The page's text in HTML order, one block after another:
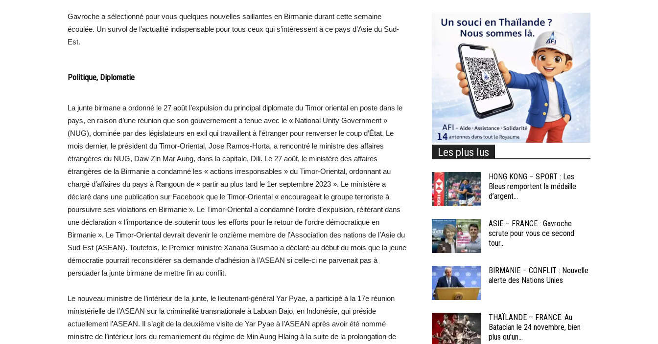
Gavroche a sélectionné pour vous quelques nouvelles saillantes en Birmanie durant cette semaine
écoulée. Un survol de l’actualité indispensable pour tous ceux qui s’intéressent à ce pays d’Asie du Sud-
Est.
Politique, Diplomatie
La junte birmane a ordonné le 27 août l’expulsion du principal diplomate du Timor oriental en poste dans le
pays, en raison d’une réunion que son gouvernement a tenue avec le « National Unity Government »
(NUG), dominée par des législateurs en exil qui travaillent à l’étranger pour renverser le coup d’État. Le
mois dernier, le président du Timor-Oriental, Jose Ramos-Horta, a rencontré le ministre des affaires
étrangères du NUG, Daw Zin Mar Aung, dans la capitale, Dili. Le 27 août, le ministère des affaires
étrangères de la Birmanie a condamné les « actions irresponsables » du Timor-Oriental, ordonnant au
chargé d’affaires du pays à Rangoun de « partir au plus tard le 1er septembre 2023 ». Le ministère a
déclaré dans une publication sur Facebook que le Timor-Oriental « encourageait le groupe terroriste à
poursuivre ses violations en Birmanie ». Le Timor-Oriental a condamné l’ordre d’expulsion, réitérant dans
une déclaration « l’importance de soutenir tous les efforts pour le retour de l’ordre démocratique en
Birmanie ». Le Timor-Oriental devrait devenir le onzième membre de l’Association des nations de l’Asie du
Sud-Est (ASEAN). Toutefois, le Premier ministre Xanana Gusmao a déclaré au début du mois que la jeune
démocratie pourrait reconsidérer sa demande d’adhésion à l’ASEAN si celle-ci ne parvenait pas à
persuader la junte birmane de mettre fin au conflit.
Le nouveau ministre de l’intérieur de la junte, le lieutenant-général Yar Pyae, a participé à la 17e réunion
ministérielle de l’ASEAN sur la criminalité transnationale à Labuan Bajo, en Indonésie, qui préside
actuellement l’ASEAN. Il s’agit de la deuxième visite de Yar Pyae à l’ASEAN après avoir été nommé
ministre de l’intérieur lors du remaniement du régime de Min Aung Hlaing à la suite de la prolongation de
Les plus lus
HONG KONG – SPORT : Les
Bleus remportent la médaille
d’argent...
ASIE – FRANCE : Gavroche
scrute pour vous ce second
tour...
BIRMANIE – CONFLIT : Nouvelle
alerte des Nations Unies
THAÏLANDE – FRANCE: Au
Bataclan le 24 novembre, bien
plus qu’un...